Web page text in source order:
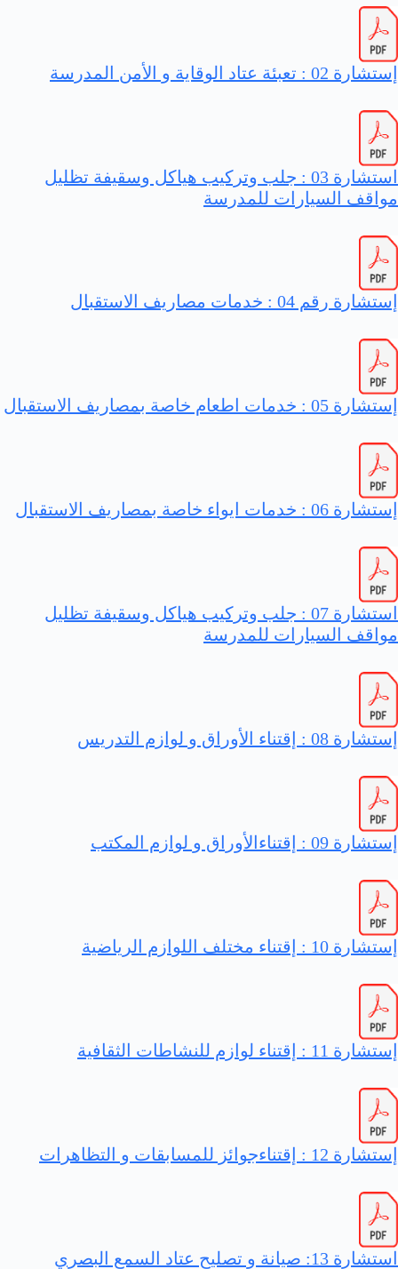
إستشارة 02 : تعبئة عتاد الوقاية و الأمن المدرسة
استشارة 03 : جلب وتركيب هياكل وسقيفة تظليل
مواقف السيارات للمدرسة
إستشارة رقم 04 : خدمات مصاريف الاستقبال
إستشارة 05 : خدمات اطعام خاصة بمصاريف الاستقبال
إستشارة 06 : خدمات ايواء خاصة بمصاريف الاستقبال
استشارة 07 : جلب وتركيب هياكل وسقيفة تظليل
مواقف السيارات للمدرسة
إستشارة 08 : إقتناء الأوراق و لوازم التدريس
إستشارة 09 : إقتناءالأوراق و لوازم المكتب
إستشارة 10 : إقتناء مختلف اللوازم الرياضية
إستشارة 11 : إقتناء لوازم للنشاطات الثقافية
إستشارة 12 : إقتناءجوائز للمسابقات و التظاهرات
استشارة 13: صيانة و تصليح عتاد السمع البصري